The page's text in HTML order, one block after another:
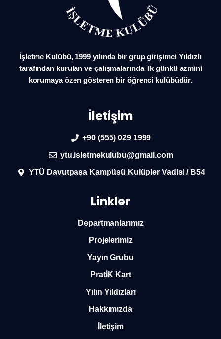
İşletme Kulübü, 1999 yılında bir grup girişimci Yıldızlı
tarafından kurulan ve çalışmalarında ilk günkü azmini
korumaya özen gösteren bir öğrenci kulübüdür.
İletişim
+90 (555) 029 1999
ytu.isletmekulubu@gmail.com
YTÜ Davutpaşa Kampüsü Kulüpler Vadisi / B54
Linkler
Departmanlarımız
Projelerimiz
Yayın Grubu
PratİK Kart
Yılın Yıldızları
Hakkımızda
İletişim